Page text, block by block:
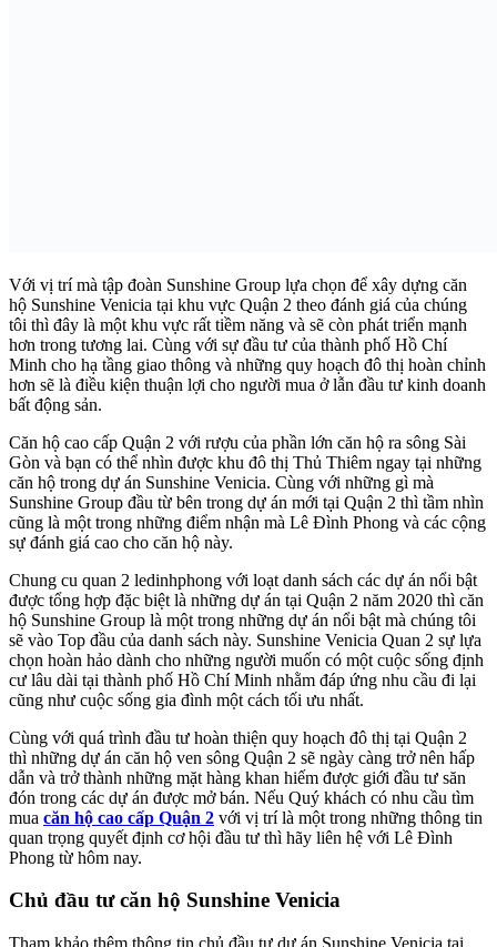
Với vị trí mà tập đoàn Sunshine Group lựa chọn để xây dựng căn
hộ Sunshine Venicia tại khu vực Quận 2 theo đánh giá của chúng
tôi thì đây là một khu vực rất tiềm năng và sẽ còn phát triển mạnh
hơn trong tương lai. Cùng với sự đầu tư của thành phố Hồ Chí
Minh cho hạ tầng giao thông và những quy hoạch đô thị hoàn chỉnh
hơn sẽ là điều kiện thuận lợi cho người mua ở lẫn đầu tư kinh doanh
bất động sản.
Căn hộ cao cấp Quận 2 với rượu của phần lớn căn hộ ra sông Sài
Gòn và bạn có thể nhìn được khu đô thị Thủ Thiêm ngay tại những
căn hộ trong dự án Sunshine Venicia. Cùng với những gì mà
Sunshine Group đầu từ bên trong dự án mới tại Quận 2 thì tầm nhìn
cũng là một trong những điểm nhận mà Lê Đình Phong và các cộng
sự đánh giá cao cho căn hộ này.
Chung cu quan 2 ledinhphong với loạt danh sách các dự án nổi bật
được tổng hợp đặc biệt là những dự án tại Quận 2 năm 2020 thì căn
hộ Sunshine Group là một trong những dự án nổi bật mà chúng tôi
sẽ vào Top đầu của danh sách này. Sunshine Venicia Quan 2 sự lựa
chọn hoàn hảo dành cho những người muốn có một cuộc sống định
cư lâu dài tại thành phố Hồ Chí Minh nhằm đáp ứng nhu cầu đi lại
cũng như cuộc sống gia đình một cách tối ưu nhất.
Cùng với quá trình đầu tư hoàn thiện quy hoạch đô thị tại Quận 2
thì những dự án căn hộ ven sông Quận 2 sẽ ngày càng trở nên hấp
dẫn và trở thành những mặt hàng khan hiếm được giới đầu tư săn
đón trong các dự án được mở bán. Nếu Quý khách có nhu cầu tìm
mua căn hộ cao cấp Quận 2 với vị trí là một trong những thông tin
quan trọng quyết định cơ hội đầu tư thì hãy liên hệ với Lê Đình
Phong từ hôm nay.
Chủ đầu tư căn hộ Sunshine Venicia
Tham khảo thêm thông tin chủ đầu tư dự án Sunshine Venicia tại